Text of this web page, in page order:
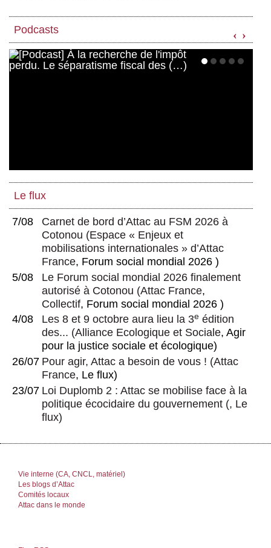
Podcasts ‹ ›
Le flux
7/08
Carnet de bord d’Attac au FSM 2026 à
Cotonou (Espace « Enjeux et
mobilisations internationales » d’Attac
France, Forum social mondial 2026 )
5/08
Le Forum social mondial 2026 finalement
autorisé à Cotonou (Attac France,
Collectif, Forum social mondial 2026 )
4/08
Les 8 et 9 octobre aura lieu la 3e édition
des... (Alliance Ecologique et Sociale, Agir
pour la justice sociale et écologique)
26/07 Pour agir, Attac a besoin de vous ! (Attac
France, Le flux)
23/07 Loi Duplomb 2 : Attac se mobilise face à la
politique écocidaire du gouvernement (, Le
flux)
Vie interne (CA, CNCL, matériel)
Les blogs d’Attac
Comités locaux
Attac dans le monde